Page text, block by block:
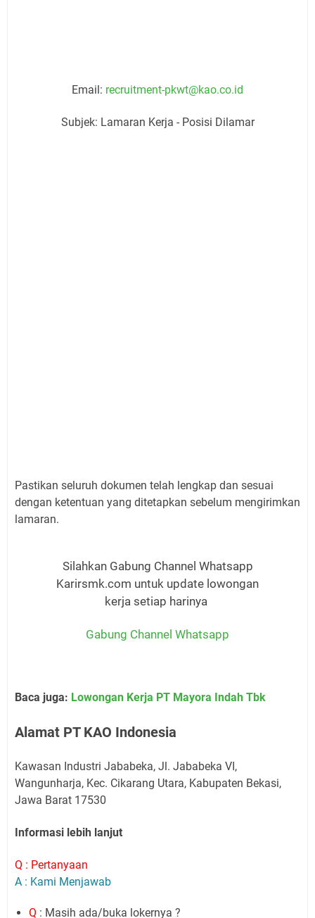
Email: recruitment-pkwt@kao.co.id
Subjek: Lamaran Kerja - Posisi Dilamar
Pastikan seluruh dokumen telah lengkap dan sesuai
dengan ketentuan yang ditetapkan sebelum mengirimkan
lamaran.
Silahkan Gabung Channel Whatsapp
Karirsmk.com untuk update lowongan
kerja setiap harinya
Gabung Channel Whatsapp
Baca juga: Lowongan Kerja PT Mayora Indah Tbk
Alamat PT KAO Indonesia
Kawasan Industri Jababeka, Jl. Jababeka VI,
Wangunharja, Kec. Cikarang Utara, Kabupaten Bekasi,
Jawa Barat 17530
Informasi lebih lanjut
Q : Pertanyaan
A : Kami Menjawab
Q : Masih ada/buka lokernya ?